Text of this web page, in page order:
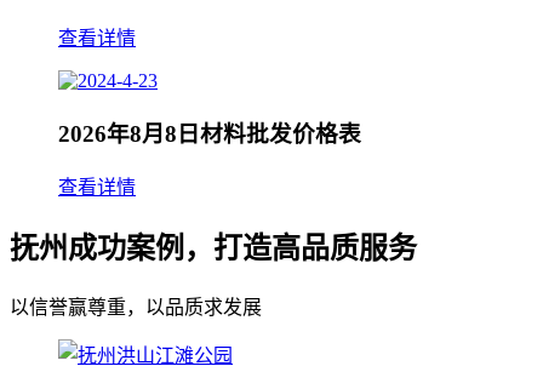
查看详情
2026年8月8日材料批发价格表
查看详情
抚州成功案例，打造高品质服务
以信誉赢尊重，以品质求发展